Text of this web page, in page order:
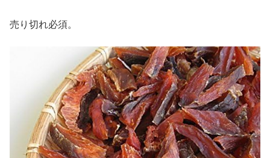
売り切れ必須。